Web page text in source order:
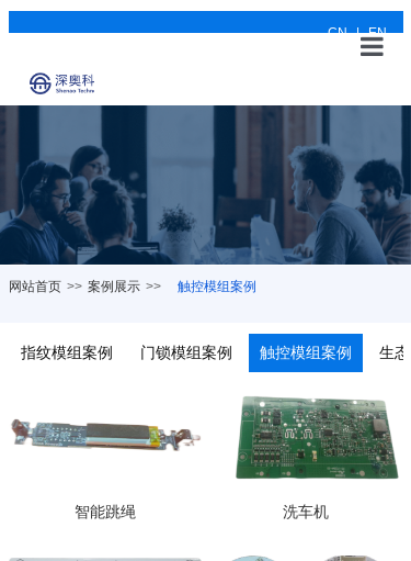
网
产
案
CN | EN
网站首页 >> 案例展示 >> 触控模组案例
指纹模组案例 门锁模组案例 触控模组案例 生态
智能跳绳 洗车机